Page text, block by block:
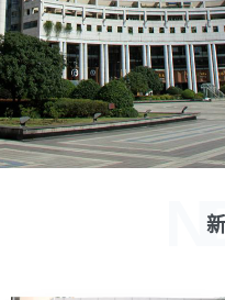
玛斯自持并运营大楼部分单元，
为住户营造高品质的居住环境。